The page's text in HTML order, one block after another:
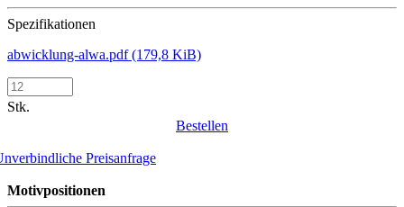
Spezifikationen
abwicklung-alwa.pdf(179,8 KiB)
Stk.
Bestellen
Preisanfrage
Motivpositionen